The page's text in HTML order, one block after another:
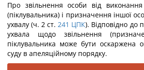
Про звільнення особи від виконання
(піклувальника) і призначення іншої
ухвалу (ч. 2 ст. 241 ЦПК). Відповідно до
ухвала щодо звільнення
піклувальника може бути оскаржена
суду в апеляційному порядку.